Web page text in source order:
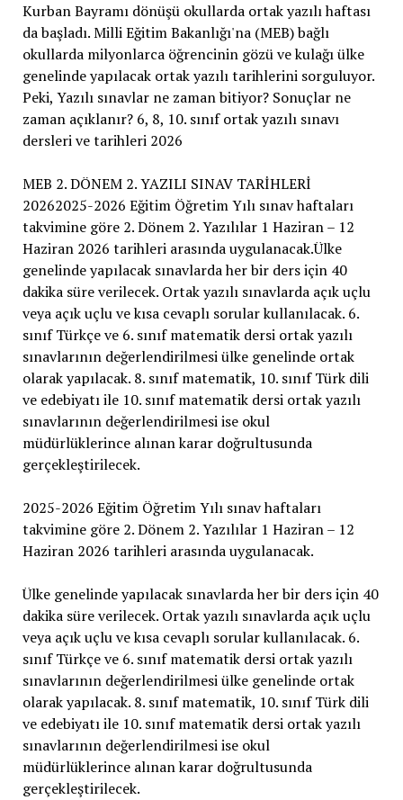
Kurban Bayramı dönüşü okullarda ortak yazılı haftası
da başladı. Milli Eğitim Bakanlığı'na (MEB) bağlı
okullarda milyonlarca öğrencinin gözü ve kulağı ülke
genelinde yapılacak ortak yazılı tarihlerini sorguluyor.
Peki, Yazılı sınavlar ne zaman bitiyor? Sonuçlar ne
zaman açıklanır? 6, 8, 10. sınıf ortak yazılı sınavı
dersleri ve tarihleri 2026
MEB 2. DÖNEM 2. YAZILI SINAV TARİHLERİ
20262025-2026 Eğitim Öğretim Yılı sınav haftaları
takvimine göre 2. Dönem 2. Yazılılar 1 Haziran – 12
Haziran 2026 tarihleri arasında uygulanacak.Ülke
genelinde yapılacak sınavlarda her bir ders için 40
dakika süre verilecek. Ortak yazılı sınavlarda açık uçlu
veya açık uçlu ve kısa cevaplı sorular kullanılacak. 6.
sınıf Türkçe ve 6. sınıf matematik dersi ortak yazılı
sınavlarının değerlendirilmesi ülke genelinde ortak
olarak yapılacak. 8. sınıf matematik, 10. sınıf Türk dili
ve edebiyatı ile 10. sınıf matematik dersi ortak yazılı
sınavlarının değerlendirilmesi ise okul
müdürlüklerince alınan karar doğrultusunda
gerçekleştirilecek.
2025-2026 Eğitim Öğretim Yılı sınav haftaları
takvimine göre 2. Dönem 2. Yazılılar 1 Haziran – 12
Haziran 2026 tarihleri arasında uygulanacak.
Ülke genelinde yapılacak sınavlarda her bir ders için 40
dakika süre verilecek. Ortak yazılı sınavlarda açık uçlu
veya açık uçlu ve kısa cevaplı sorular kullanılacak. 6.
sınıf Türkçe ve 6. sınıf matematik dersi ortak yazılı
sınavlarının değerlendirilmesi ülke genelinde ortak
olarak yapılacak. 8. sınıf matematik, 10. sınıf Türk dili
ve edebiyatı ile 10. sınıf matematik dersi ortak yazılı
sınavlarının değerlendirilmesi ise okul
müdürlüklerince alınan karar doğrultusunda
gerçekleştirilecek.